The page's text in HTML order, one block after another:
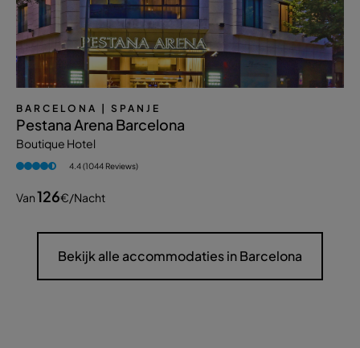
BARCELONA | SPANJE
Pestana Arena Barcelona
Boutique Hotel
4.4 (1044 Reviews)
Van126€/nacht
Bekijk alle accommodaties in Barcelona